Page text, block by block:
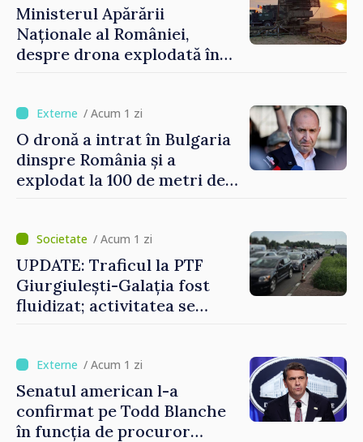
Ministerul Apărării
Naționale al României,
despre drona explodată în
vehicul aerian”
/ Acum 1 zi
O dronă a intrat în Bulgaria
dinspre România și a
explodat la 100 de metri de
/ Acum 1 zi
UPDATE: Traficul la PTF
Giurgiulești-Galația fost
fluidizat; activitatea se
/ Acum 1 zi
Senatul american l-a
confirmat pe Todd Blanche
în funcția de procuror